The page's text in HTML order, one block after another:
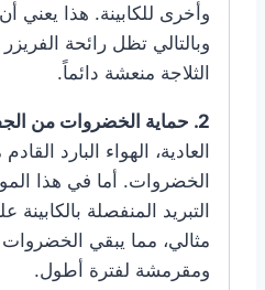
وأخرى للكابينة. هذا يعني أن
وبالتالي تظل رائحة
الثلاجة منعشة دائماً.
2. حماية الخضروات من الجفاف
العادية، الهواء البارد
الخضروات. أما في هذا
التبريد المنفصلة
مثالي، مما يبقي
ومقرمشة لفترة أطول.